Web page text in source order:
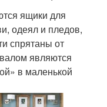
ящики для
одеял и пледов,
спрятаны от
являются
в маленькой